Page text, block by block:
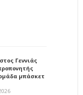
Γεννιάς
μπάσκετ